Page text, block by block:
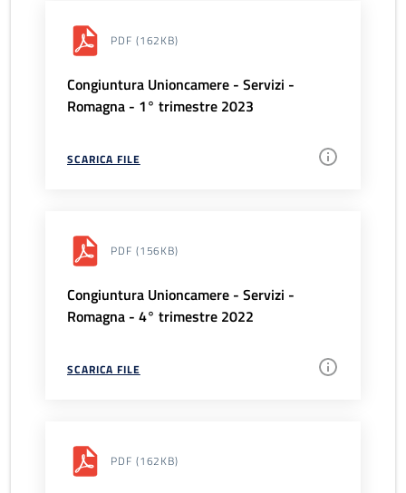
PDF (162KB)
Congiuntura Unioncamere - Servizi -
Romagna - 1° trimestre 2023
SCARICA FILE
PDF (156KB)
Congiuntura Unioncamere - Servizi -
Romagna - 4° trimestre 2022
SCARICA FILE
PDF (162KB)